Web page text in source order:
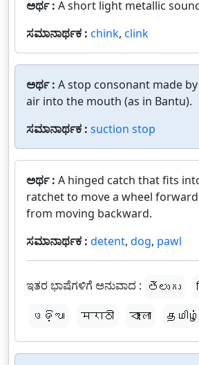
ಅರ್ಥ : A short light metallic
ಸಮಾನಾರ್ಥಕ : chink, clink
ಅರ್ಥ : A stop consonant made
air into the mouth (as in Bantu).
ಸಮಾನಾರ್ಥಕ : suction stop
ಅರ್ಥ : A hinged catch that fits
ratchet to move a wheel
from moving backward.
ಸಮಾನಾರ್ಥಕ : detent, dog, pawl
ಇತರ ಭಾಷೆಗಳಿಗೆ ಅನುವಾದ : తెలుగు
ଓଡ଼ିଆ
मराठी বাংলা தமிழ்